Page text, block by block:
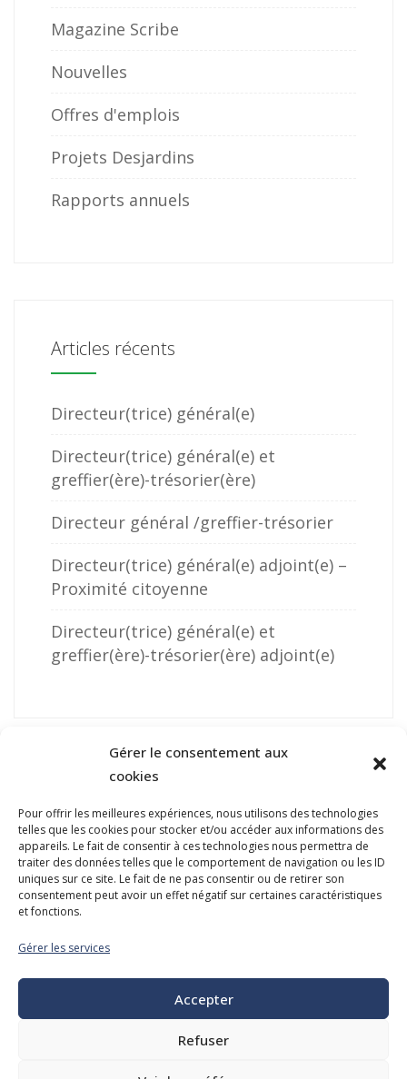
Gérer le consentement aux
cookies
Pour offrir les meilleures expériences, nous utilisons des technologies
telles que les cookies pour stocker et/ou accéder aux informations des
appareils. Le fait de consentir à ces technologies nous permettra de
traiter des données telles que le comportement de navigation ou les ID
uniques sur ce site. Le fait de ne pas consentir ou de retirer son
consentement peut avoir un effet négatif sur certaines caractéristiques
et fonctions.
Gérer les services
Accepter
Refuser
Magazine Scribe
Nouvelles
Offres d'emplois
Projets Desjardins
Rapports annuels
Articles récents
Directeur(trice) général(e)
Directeur(trice) général(e) et
greffier(ère)-trésorier(ère)
Directeur général /greffier-trésorier
Directeur(trice) général(e) adjoint(e) –
Proximité citoyenne
Directeur(trice) général(e) et
greffier(ère)-trésorier(ère) adjoint(e)
NOUS JOINDRE
400, boulevard Jean-Lesage
Hall Est, bureau 535